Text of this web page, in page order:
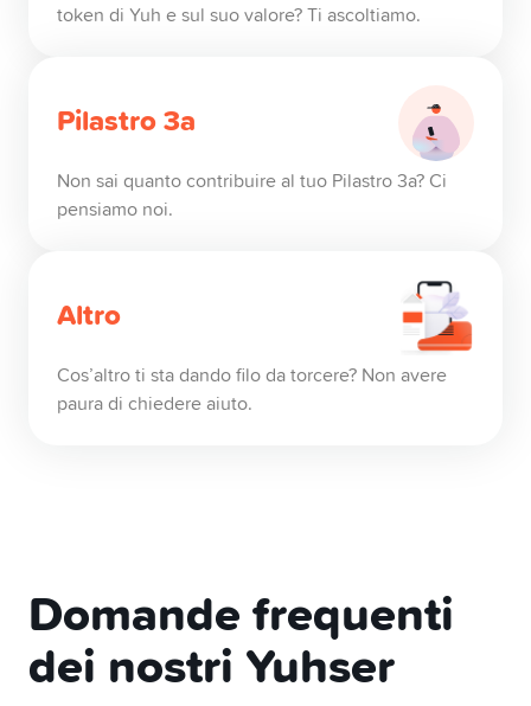
token di Yuh e sul suo valore? Ti ascoltiamo.
Pilastro 3a
Non sai quanto contribuire al tuo Pilastro 3a? Ci
pensiamo noi.
Altro
Cos’altro ti sta dando filo da torcere? Non avere
paura di chiedere aiuto.
Domande frequenti
dei nostri Yuhser